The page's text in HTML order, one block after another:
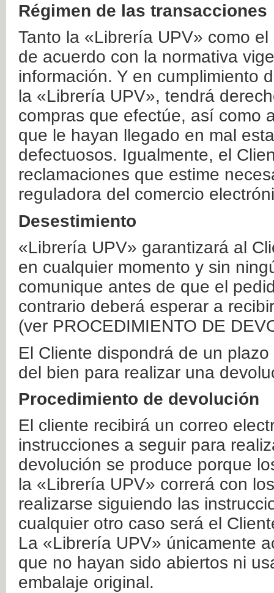
Régimen de las transacciones
Tanto la «Librería UPV» como
de acuerdo con la normativa
información. Y en cumplimiento
la «Librería UPV», tendrá
compras que efectúe, así como
que le hayan llegado en mal
defectuosos. Igualmente, el
reclamaciones que estime
reguladora del comercio
Desestimiento
«Librería UPV» garantizará al
en cualquier momento y sin
comunique antes de que el
contrario deberá esperar a
(ver PROCEDIMIENTO DE
El Cliente dispondrá de un
del bien para realizar una
Procedimiento de devolución
El cliente recibirá un correo
instrucciones a seguir para
devolución se produce porque
la «Librería UPV» correrá con
realizarse siguiendo las
cualquier otro caso será el
La «Librería UPV» únicamente
que no hayan sido abiertos ni
embalaje original.